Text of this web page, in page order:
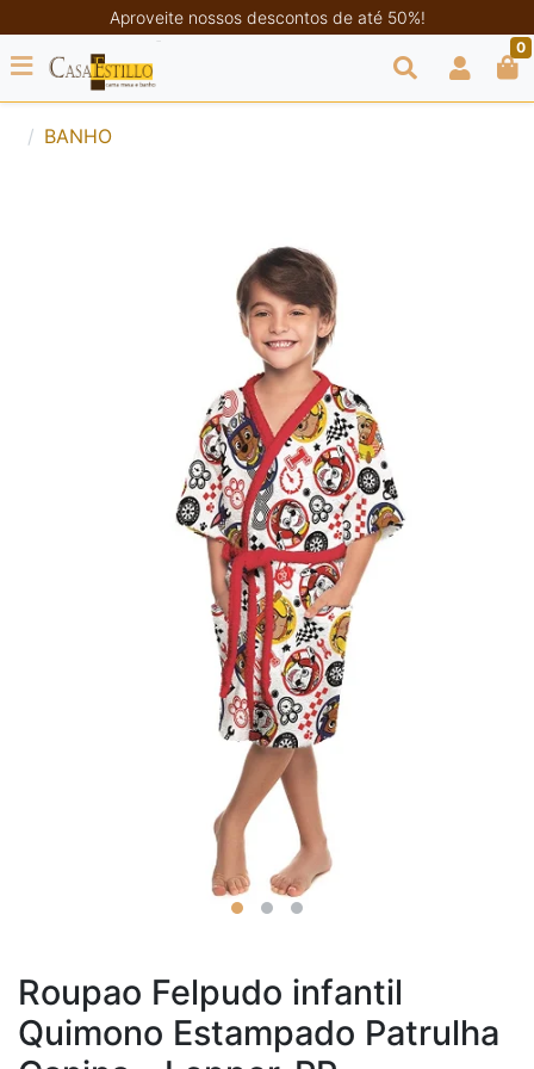
Aproveite nossos descontos de até 50%!
0
BANHO
Roupao Felpudo infantil
Quimono Estampado Patrulha